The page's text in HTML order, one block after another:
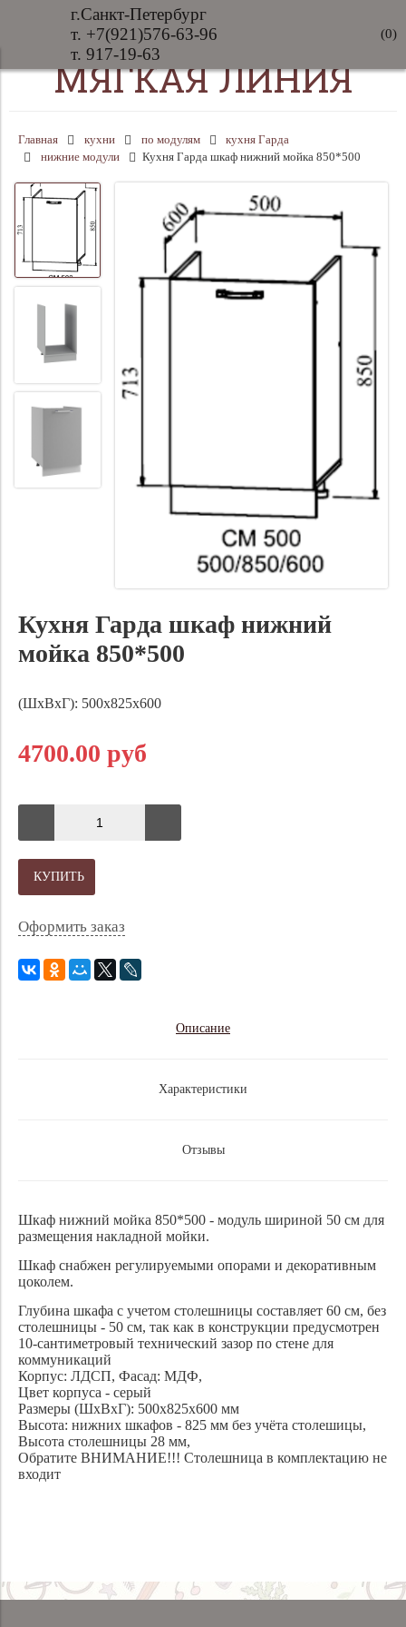
г.Санкт-Петербург
т. +7(921)576-63-96
т. 917-19-63
(0)
МЯГКАЯ ЛИНИЯ
Главная кухни по модулям
кухня Гарда
нижние модули
Кухня Гарда шкаф нижний мойка 850*500
Кухня Гарда шкаф нижний
мойка 850*500
(ШхВхГ): 500х825х600
4700.00 руб
КУПИТЬ
Оформить заказ
Описание
Характеристики
Отзывы
Шкаф нижний мойка 850*500 - модуль шириной 50 см для
размещения накладной мойки.
Шкаф снабжен регулируемыми опорами и декоративным
цоколем.
Глубина шкафа с учетом столешницы составляет 60 см, без
столешницы - 50 см, так как в конструкции предусмотрен
10-сантиметровый технический зазор по стене для
коммуникаций
Корпус: ЛДСП, Фасад: МДФ,
Цвет корпуса - серый
Размеры (ШхВхГ): 500х825х600 мм
Высота: нижних шкафов - 825 мм без учёта столешицы,
Высота столешницы 28 мм,
Обратите ВНИМАНИЕ!!! Столешница в комплектацию не
входит